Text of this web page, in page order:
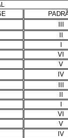
VI
V
IV
VI
V
IV